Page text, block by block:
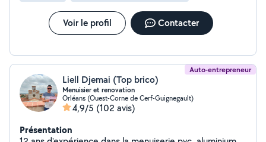
Voir le profil Contacter
Auto-entrepreneur
Liell Djemai (Top brico)
Menuisier et renovation
Orléans (Ouest-Corne de Cerf-Guignegault)
4,9/5 (102 avis)
Présentation